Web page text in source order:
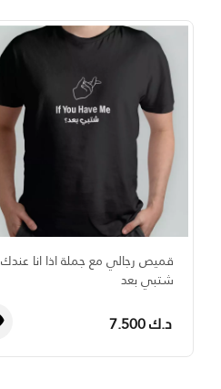
قميص رجالي مع جملة اذا انا عندك
شتبي بعد
د.ك 7.500